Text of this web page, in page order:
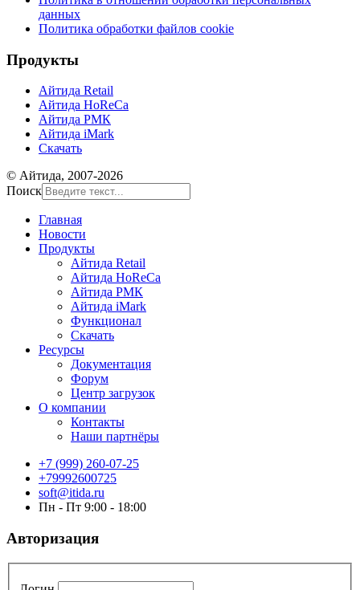
данных
Политика обработки файлов cookie
Продукты
Айтида Retail
Айтида HoReCa
Айтида РМК
Айтида iMark
Скачать
© Айтида, 2007-2026
Поиск
Главная
Новости
Продукты
Айтида Retail
Айтида HoReCa
Айтида РМК
Айтида iMark
Функционал
Скачать
Ресурсы
Документация
Форум
Центр загрузок
О компании
Контакты
Наши партнёры
+7 (999) 260-07-25
+79992600725
soft@itida.ru
Пн - Пт 9:00 - 18:00
Авторизация